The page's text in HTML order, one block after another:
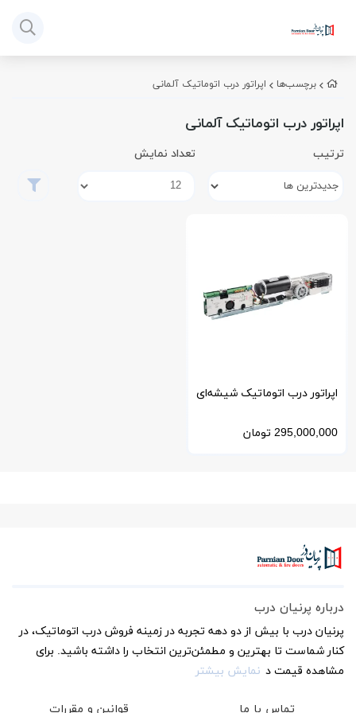
برچسب‌ها اپراتور درب اتوماتیک آلمانی
اپراتور درب اتوماتیک آلمانی
ترتیب تعداد نمایش
اپراتور درب اتوماتیک شیشه‌ای
DORMA آلمان مدل ES 200
295,000,000 تومان
درباره پرنیان درب
پرنیان درب با بیش از دو دهه تجربه در زمینه فروش درب اتوماتیک، در
کنار شماست تا بهترین و مطمئن‌ترین انتخاب را داشته باشید. برای
مشاهده قیمت د نمایش بیشتر
تماس با ما قوانین و مقررات